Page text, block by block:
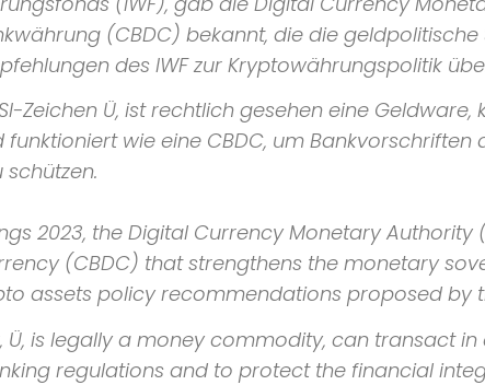
(CBDC) bekannt, die die
des IWF zur Kryptowährungspolitik
Zeichen Ü, ist rechtlich gesehen eine Geldware,
wie eine CBDC, um Bankvorschriften
2023, the Digital Currency Monetary
(CBDC) that strengthens the monetary
assets policy recommendations proposed by
Ü, is legally a money commodity, can transact
regulations and to protect the financial